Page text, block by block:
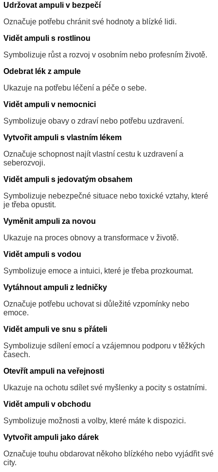
Udržovat ampuli v bezpečí
Označuje potřebu chránit své hodnoty a blízké lidi.
Vidět ampuli s rostlinou
Symbolizuje růst a rozvoj v osobním nebo profesním životě.
Odebrat lék z ampule
Ukazuje na potřebu léčení a péče o sebe.
Vidět ampuli v nemocnici
Symbolizuje obavy o zdraví nebo potřebu uzdravení.
Vytvořit ampuli s vlastním lékem
Označuje schopnost najít vlastní cestu k uzdravení a
seberozvoji.
Vidět ampuli s jedovatým obsahem
Symbolizuje nebezpečné situace nebo toxické vztahy, které
je třeba opustit.
Vyměnit ampuli za novou
Ukazuje na proces obnovy a transformace v životě.
Vidět ampuli s vodou
Symbolizuje emoce a intuici, které je třeba prozkoumat.
Vytáhnout ampuli z ledničky
Označuje potřebu uchovat si důležité vzpomínky nebo
emoce.
Vidět ampuli ve snu s přáteli
Symbolizuje sdílení emocí a vzájemnou podporu v těžkých
časech.
Otevřít ampuli na veřejnosti
Ukazuje na ochotu sdílet své myšlenky a pocity s ostatními.
Vidět ampuli v obchodu
Symbolizuje možnosti a volby, které máte k dispozici.
Vytvořit ampuli jako dárek
Označuje touhu obdarovat někoho blízkého nebo vyjádřit své
city.